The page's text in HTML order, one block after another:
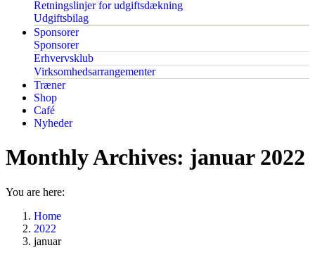
Retningslinjer for udgiftsdækning
Udgiftsbilag
Sponsorer
Sponsorer
Erhvervsklub
Virksomhedsarrangementer
Træner
Shop
Café
Nyheder
Monthly Archives: januar 2022
You are here:
Home
2022
januar